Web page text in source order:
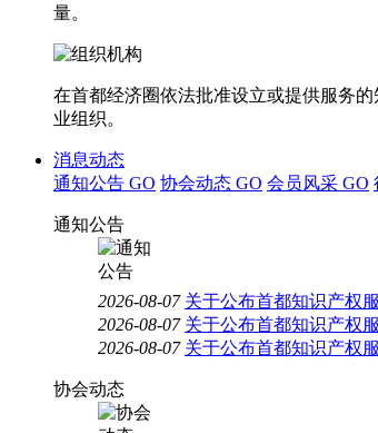
量。
在首都经济圈依法批准设立或提供服务
业组织。
消息动态
通知公告 GO 协会动态 GO 会员风采 GO
通知公告
2026-08-07 关于公布首都知识产权
2026-08-07 关于公布首都知识产权
2026-08-07 关于公布首都知识产权
协会动态